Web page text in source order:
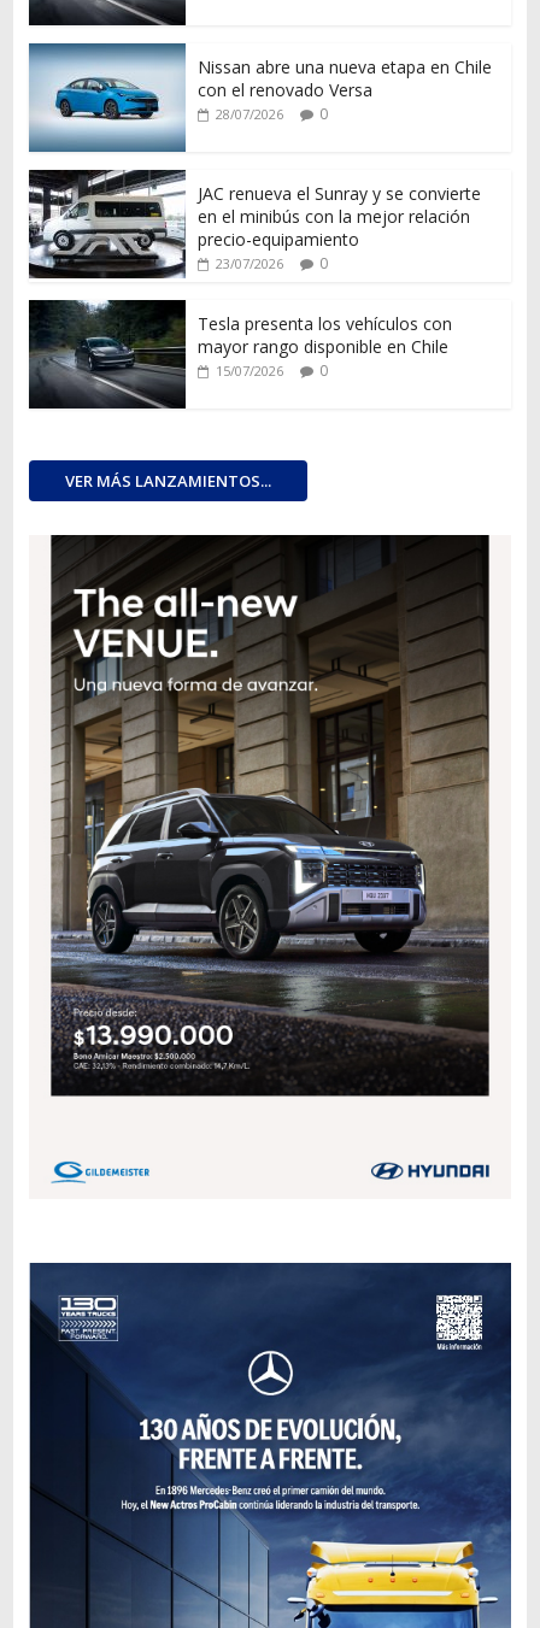
Nissan abre una nueva etapa en Chile
con el renovado Versa
28/07/2026 0
JAC renueva el Sunray y se convierte
en el minibús con la mejor relación
precio-equipamiento
23/07/2026 0
Tesla presenta los vehículos con
mayor rango disponible en Chile
15/07/2026 0
VER MÁS LANZAMIENTOS...